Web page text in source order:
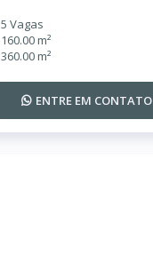
5 Vagas
160.00 m²
360.00 m²
ENTRE EM CONTATO